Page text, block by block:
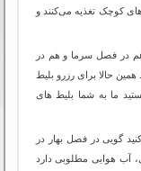
کوچک تغذیه می‌کنند و
هم در فصل سرما و هم در
حالا برای رزرو بلیط
ما به شما بلیط های
گویی در فصل بهار در
آب هوایی مطلوبی دارد